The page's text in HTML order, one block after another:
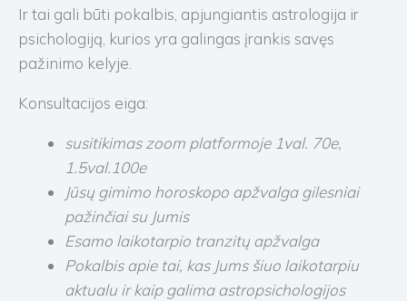
Ir tai gali būti pokalbis, apjungiantis astrologija ir
psichologiją, kurios yra galingas įrankis savęs
pažinimo kelyje.
Konsultacijos eiga:
susitikimas zoom platformoje 1val. 70e,
1.5val.100e
Jūsų gimimo horoskopo apžvalga gilesniai
pažinčiai su Jumis
Esamo laikotarpio tranzitų apžvalga
Pokalbis apie tai, kas Jums šiuo laikotarpiu
aktualu ir kaip galima astropsichologijos